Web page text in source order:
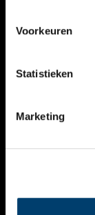
Voorkeuren
Statistieken
Marketing
KALENDER
THEMA’S
VIDEO’S
CONTACT